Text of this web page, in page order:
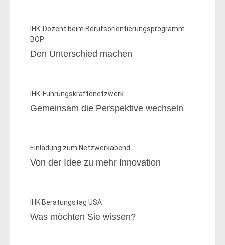
IHK-Dozent beim Berufsorientierungsprogramm
BOP
Den Unterschied machen
IHK-Führungskräftenetzwerk
Gemeinsam die Perspektive wechseln
Einladung zum Netzwerkabend
Von der Idee zu mehr Innovation
IHK Beratungstag USA
Was möchten Sie wissen?